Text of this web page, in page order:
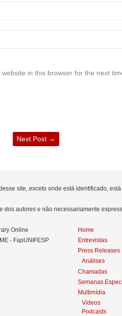
in this browser for the next
Next Post →
site, exceto onde está identificado,
dos autores e não necessariamente
Online
- FapUNIFESP
Home
Entrevistas
Press Releases
Análises
Chamadas
Semanas
Multimídia
Vídeos
Podcasts